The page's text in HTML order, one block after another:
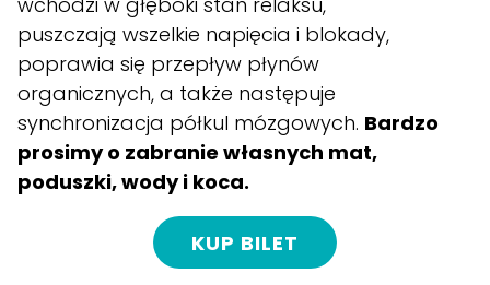
puszczają wszelkie napięcia i blokady,
poprawia się przepływ płynów
organicznych, a także następuje
synchronizacja półkul mózgowych. Bardzo
prosimy o zabranie własnych mat,
poduszki, wody i koca.
KUP BILET